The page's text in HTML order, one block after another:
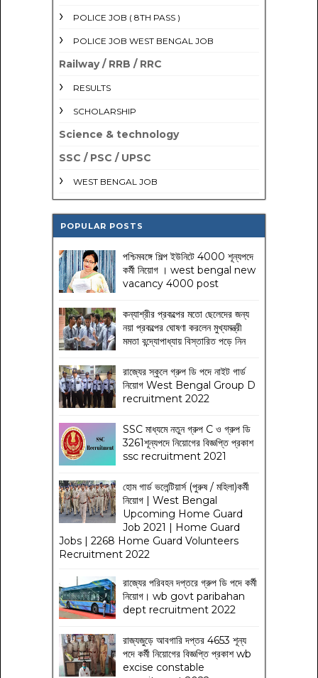
POLICE JOB ( 8TH PASS )
POLICE JOB WEST BENGAL JOB
Railway / RRB / RRC
RESULTS
SCHOLARSHIP
Science & technology
SSC / PSC / UPSC
WEST BENGAL JOB
POPULAR POSTS
পশ্চিমবঙ্গে শিল্প ইউনিটে 4000 শূন্যপদে
কর্মী নিয়োগ । west bengal new
vacancy 4000 post
কন্যাশ্রীর প্রকল্পের মতো ছেলেদের জন্য
নয়া প্রকল্পের ঘোষণা করলেন মুখ্যমন্ত্রী
মমতা বন্দ্যোপাধ্যায় বিস্তারিত পড়ে নিন
রাজ্যের স্কুলে গ্রুপ ডি পদে নাইট গার্ড
নিয়োগ West Bengal Group D
recruitment 2022
SSC মাধ্যমে নতুন গ্রুপ C ও গ্রুপ ডি
3261শূন্যপদে নিয়োগের বিজ্ঞপ্তি প্রকাশ
ssc recruitment 2021
হোম গার্ড ভলেন্টিয়ার্স (পুরুষ / মহিলা)কর্মী
নিয়োগ | West Bengal
Upcoming Home Guard
Job 2021 | Home Guard
Jobs | 2268 Home Guard Volunteers
Recruitment 2022
রাজ্যের পরিবহন দপ্তরে গ্রুপ ডি পদে কর্মী
নিয়োগ। wb govt paribahan
dept recruitment 2022
রাজ্যজুড়ে আবগারি দপ্তর 4653 শূন্য
পদে কর্মী নিয়োগের বিজ্ঞপ্তি প্রকাশ wb
excise constable